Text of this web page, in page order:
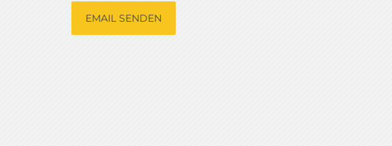
EMAIL SENDEN